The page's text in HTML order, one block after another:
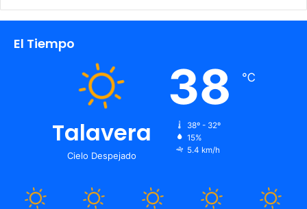
El Tiempo
Talavera
Cielo Despejado
38 ℃
38º - 32º
15%
5.4 km/h